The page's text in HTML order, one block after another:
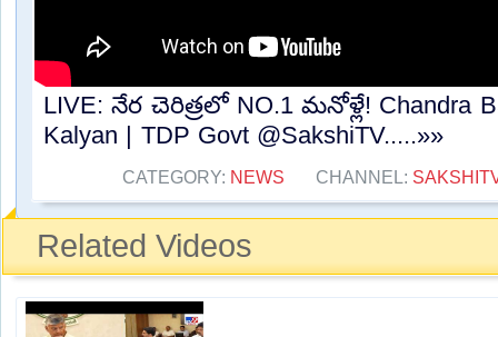
LIVE: నేర చెరిత్రలో NO.1 మనోళ్లే! Chandra
Kalyan | TDP Govt @SakshiTV.....»»
CATEGORY: NEWS CHANNEL:
Related Videos